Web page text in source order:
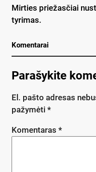
Mirties priežasčiai
tyrimas.
Komentarai
Parašykite
El. pašto adresas
pažymėti *
Komentaras *